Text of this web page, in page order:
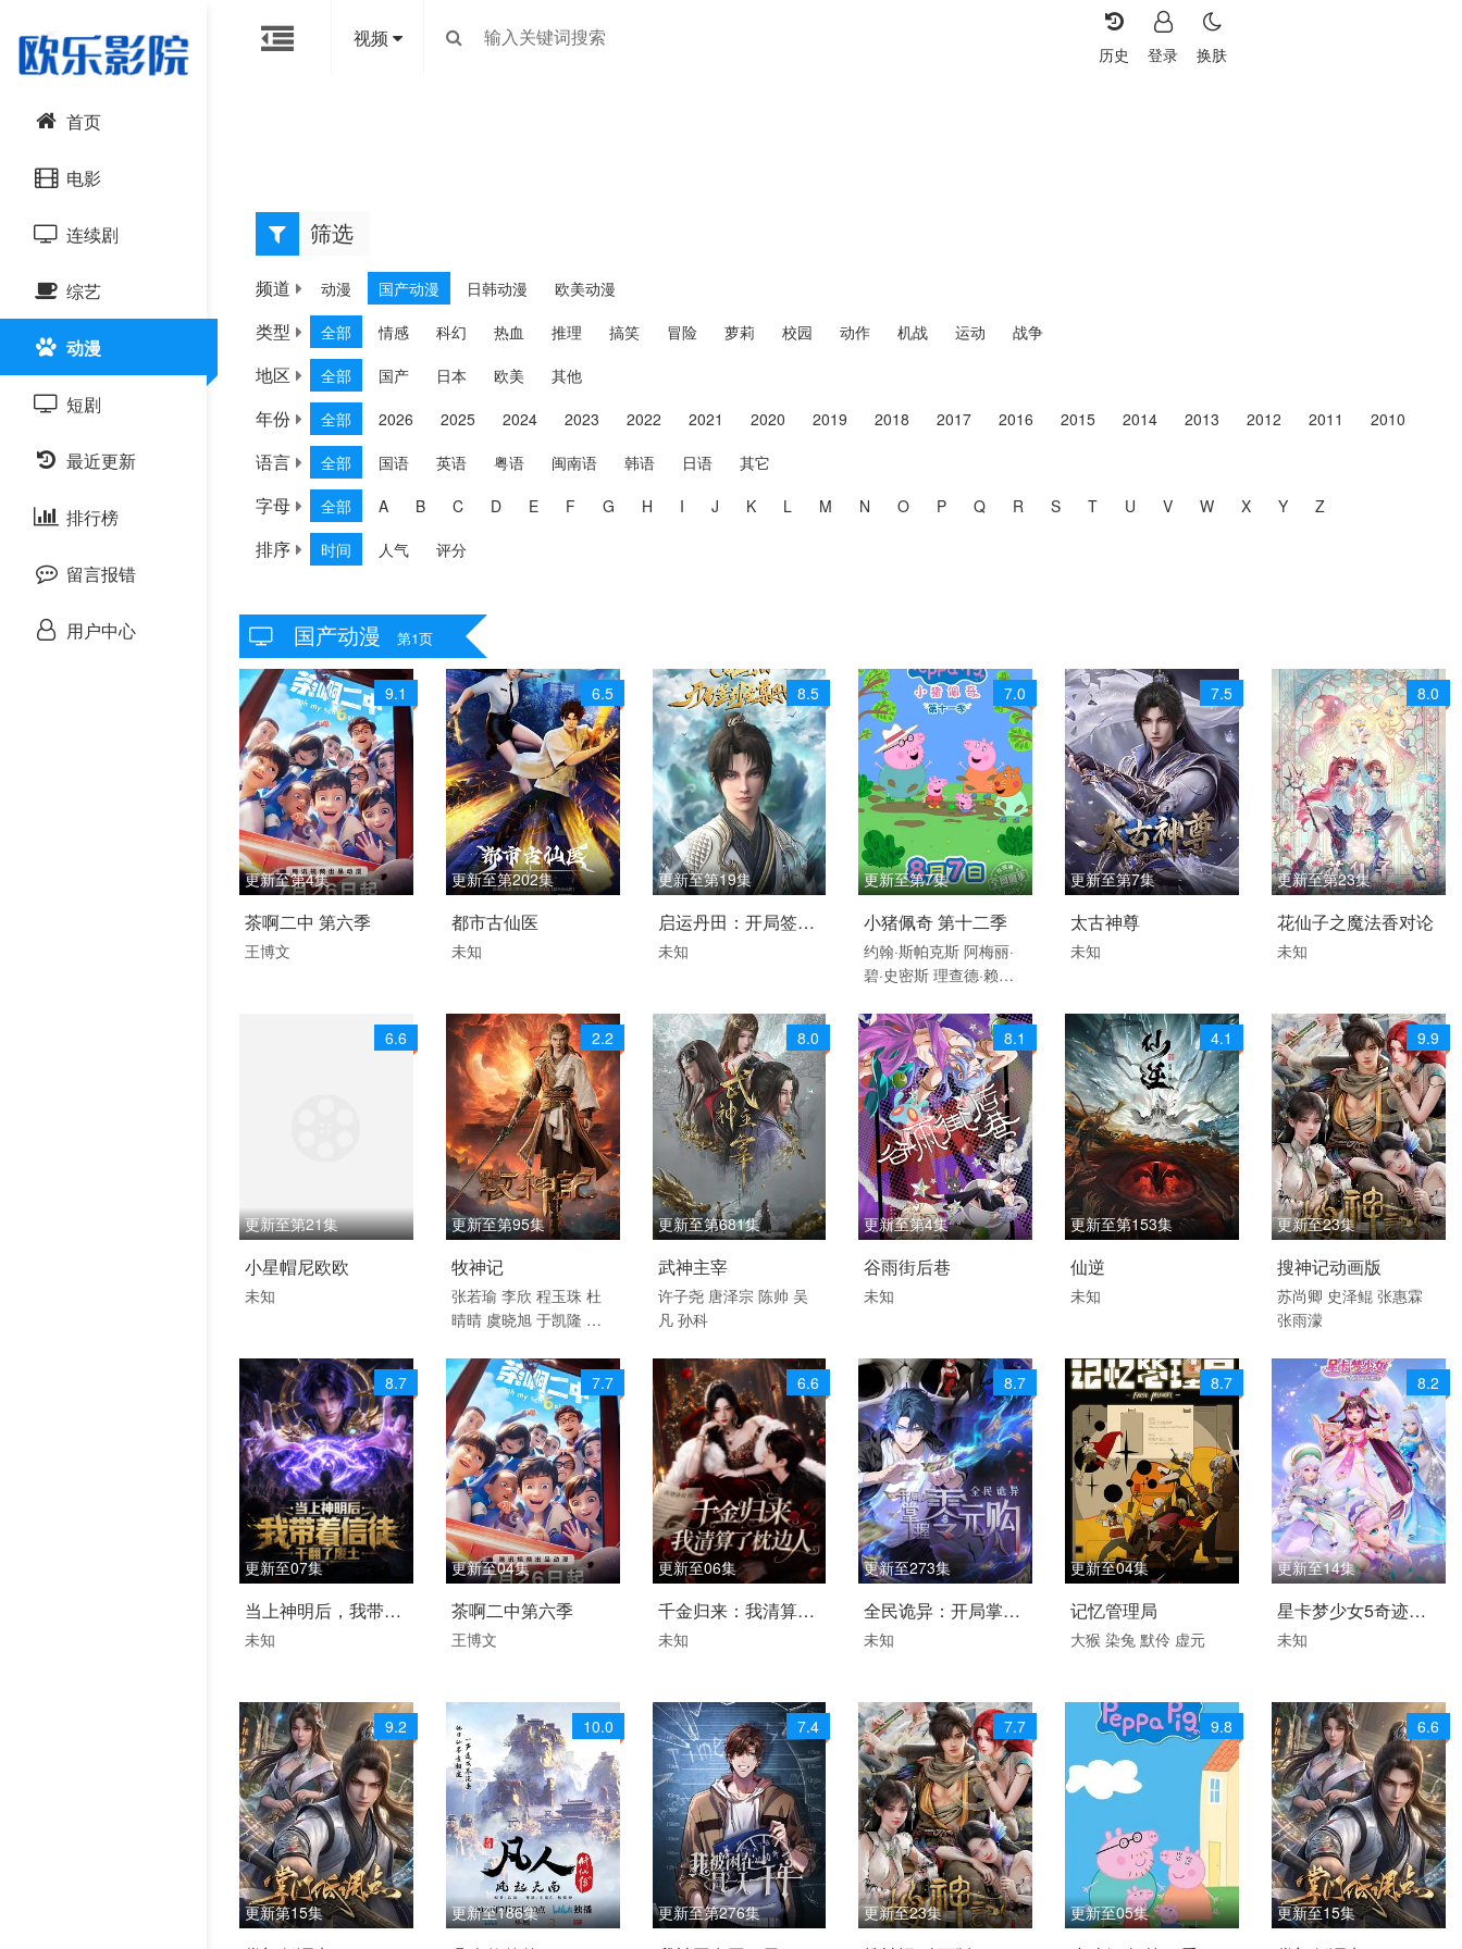
视频
换肤
登录
历史
首页
电影
动作片
喜剧片
爱情片
科幻片
恐怖片
剧情片
战争片
悬疑片
连续剧
国产剧
港台剧
日韩剧
欧美剧
泰国剧
综艺
大陆综艺
日韩综艺
港台综艺
欧美综艺
动漫
短剧
最近更新
排行榜
留言报错
用户中心
筛选
频道 动漫 国产动漫 日韩动漫 欧美动漫
类型 全部 情感 科幻 热血 推理 搞笑 冒险 萝莉 校园 动作 机战 运动 战争
地区 全部 国产 日本 欧美 其他
年份 全部 2026 2025 2024 2023 2022 2021 2020 2019 2018 2017 2016 2015 2014 2013 2012 2011 2010
语言 全部 国语 英语 粤语 闽南语 韩语 日语 其它
字母 全部 A B C D E F G H I J K L M N O P Q R S T U V W X Y Z
排序 时间 人气 评分
国产动漫 第1页
9.1
更新至第4集
2026 / 中国大陆 / 汉语
普通话,东北方言
茶啊二中 第六季
王博文
6.5
更新至第202集
2024 / 大陆 / 国语
国产动漫
都市古仙医
未知
8.5
更新至第19集
2025 / 大陆 / 国语
国产动漫
启运丹田：开局签到
至尊丹田
未知
7.0
更新至第7集
2026 / 英国 / 英语
喜剧 动画 家庭 儿童 国
产动漫
小猪佩奇 第十二季
约翰·斯帕克斯 阿梅丽·
碧·史密斯 理查德·赖丁
Monteith Alice May
7.5
更新至第7集
2026 / 国产 / 国语
科幻 热血 动作 国产动
太古神尊
未知
8.0
更新至第23集
2026 / 中国大陆 / 汉语
普通话
花仙子之魔法香对论
未知
6.6
更新至第21集
2026 / 中国大陆 / 国语
国产动漫
小星帽尼欧欧
未知
2.2
更新至第95集
2024 / 中国大陆 / 汉语
普通话
动画 奇幻 冒险 国产动
漫
牧神记
张若瑜 李欣 程玉珠 杜
晴晴 虞晓旭 于凯隆 高
轩 唐昊
8.0
更新至第681集
2020 / 大陆 / 国语
动画 国产动漫
武神主宰
许子尧 唐泽宗 陈帅 吴
凡 孙科
8.1
更新至第4集
2026 / 中国大陆 /
国产动漫
谷雨街后巷
未知
4.1
更新至第153集
2023 / 中国大陆 / 汉语
普通话
漫
仙逆
未知
9.9
更新至23集
2026 / 大陆 / 国语
动画 国产动漫 港台综艺
搜神记动画版
苏尚卿 史泽鲲 张惠霖
张雨濛
8.7
更新至07集
2026 / 国产 / 国语
国产动漫
当上神明后，我带着
信徒干翻了废土
未知
7.7
更新至04集
2026 / 中国大陆 / 汉语
普通话,东北方言
茶啊二中第六季
王博文
6.6
更新至06集
2026 / 中国大陆 / 国语
动漫 国产动漫
千金归来：我清算了
枕边人
未知
8.7
更新至273集
2025 / 大陆 / 国语
国产动漫
全民诡异：开局掌握
零元购·动态漫画
未知
8.7
更新至04集
2026 / 中国大陆 / 汉语
普通话
记忆管理局
大猴 染兔 默伶 虚元
8.2
更新至14集
2026 / 中国大陆 / 国语
国产动漫
星卡梦少女5奇迹绽
放
未知
9.2
更新第15集
10.0
更新至186集
7.4
更新至第276集
7.7
更新至23集
9.8
更新至05集
6.6
更新至15集